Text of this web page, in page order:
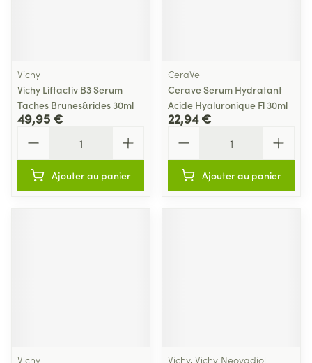
Vichy
Vichy Liftactiv B3 Serum
Taches Brunes&rides 30ml
49,95 €
Ajouter au panier
CeraVe
Cerave Serum Hydratant
Acide Hyaluronique Fl 30ml
22,94 €
Ajouter au panier
Vichy Vichy, Vichy Neovadiol